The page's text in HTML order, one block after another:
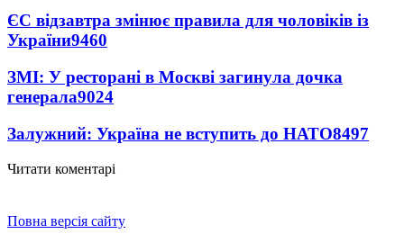
ЄС відзавтра змінює правила для чоловіків із
України9460
ЗМІ: У ресторані в Москві загинула дочка
генерала9024
Залужний: Україна не вступить до НАТО8497
Читати коментарі
Повна версія сайту